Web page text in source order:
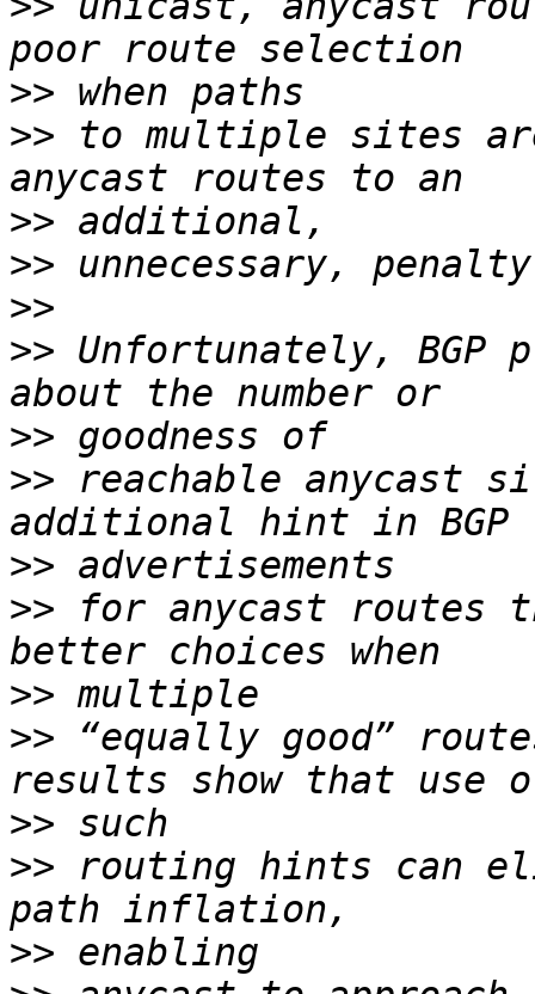
>>
>> to multiple sites
>>
>>
>>
>> Unfortunately, BGP
>>
>> reachable anycast
>>
>> for anycast routes
>>
>> “equally good”
>>
>> routing hints can
>>